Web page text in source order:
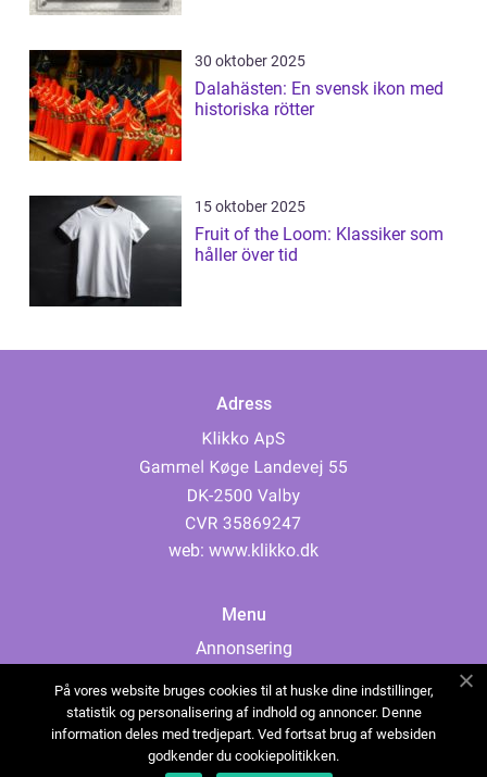
30 oktober 2025
Dalahästen: En svensk ikon med
historiska rötter
15 oktober 2025
Fruit of the Loom: Klassiker som
håller över tid
Adress
web: www.klikko.dk
Menu
Annonsering
Cookies
Kontakta oss
Sitemap
På vores website bruges cookies til at huske dine indstillinger,
statistik og personalisering af indhold og annoncer. Denne
information deles med tredjepart. Ved fortsat brug af websiden
godkender du cookiepolitikken.